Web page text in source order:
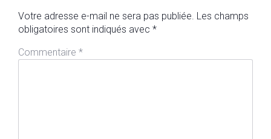
Votre adresse e-mail ne sera pas publiée. Les champs
obligatoires sont indiqués avec *
Commentaire *